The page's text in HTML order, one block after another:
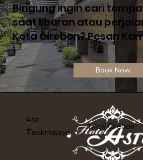
Bingung ingin cari
saat liburan atau
Kota Cirebon? Pesan
!
Book Now
Asri
Tasikmalaya
|Asri Cirebon